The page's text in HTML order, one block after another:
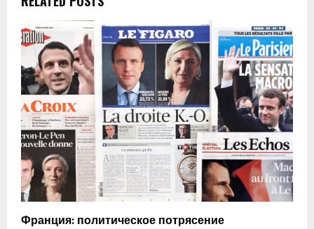
Франция: политическое потрясение